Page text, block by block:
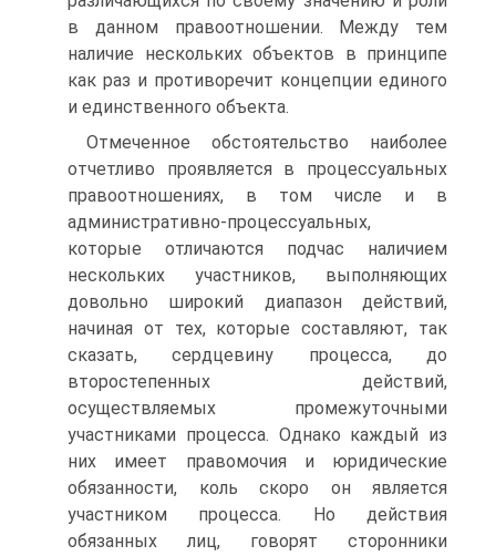
в данном правоотношении. Между тем
наличие нескольких объектов в принципе
как раз и противоречит концепции единого
и единственного объекта.
Отмеченное обстоятельство наиболее
отчетливо проявляется в процессуальных
правоотношениях, в том числе и в
административно-процессуальных,
которые отличаются подчас наличием
нескольких участников, выполняющих
довольно широкий диапазон действий,
начиная от тех, которые составляют, так
сказать, сердцевину процесса, до
второстепенных действий,
осуществляемых промежуточными
участниками процесса. Однако каждый из
них имеет правомочия и юридические
обязанности, коль скоро он является
участником процесса. Но действия
обязанных лиц, говорят сторонники